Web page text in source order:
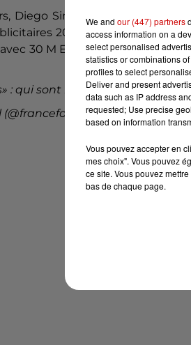
Diego Simeone (Atlético
2019-2020, primes et
30 M EUR et Pep Guardiola
: qui sont les mieux payés ?
March 23, 2020
We and our (447) partners
access information on a
select personalised
statistics or combinations
profiles to select
Deliver and present
data such as IP address
requested; Use precise
based on information
Vous pouvez accepter en
mes choix". Vous pouvez
ce site. Vous pouvez
bas de chaque page.